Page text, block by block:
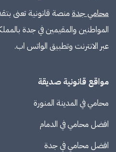
محامي جدة منصة قانونية تعنى
المواطنين والمقيمين في جدة
عبر الانترنت وتطبيق الواتس اب.
مواقع قانونية صديقة
محامي في المدينة المنورة
افضل محامي في الدمام
افضل محامي في جدة